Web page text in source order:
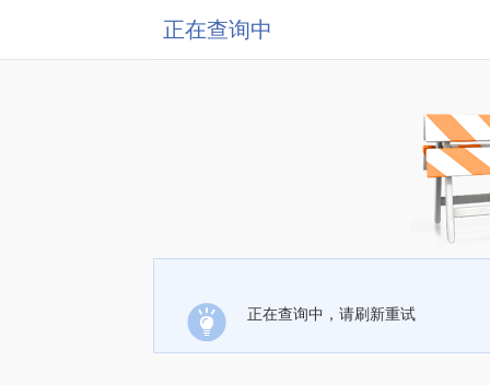
正在查询中
正在查询中，请刷新重试